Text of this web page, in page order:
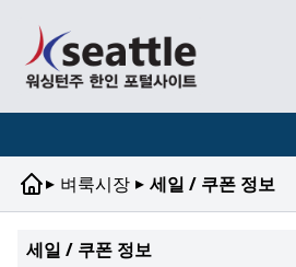
▸ 벼룩시장 ▸ 세일 / 쿠폰 정보
세일 / 쿠폰 정보